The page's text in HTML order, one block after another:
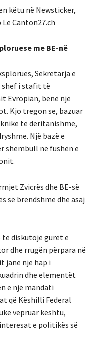
këtu në Newsticker,
Canton27.ch
me BE-në
Sekretarja e
shef i stafit të
Evropian, bënë një
Kjo tregon se, bazuar
të deritanishme,
Një bazë e
shembull në fushën e
Zvicrës dhe BE-së
së brendshme dhe asaj
të diskutojë gurët e
dhe rrugën përpara në
janë një hap i
dhe elementët
e një mandati
që Këshilli Federal
vepruar kështu,
e politikës së